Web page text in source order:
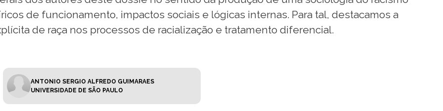
de funcionamento, impactos sociais e lógicas internas. Para tal, destacamos a
de raça nos processos de racialização e tratamento diferencial.
ANTONIO SERGIO ALFREDO GUIMARAES
UNIVERSIDADE DE SÃO PAULO